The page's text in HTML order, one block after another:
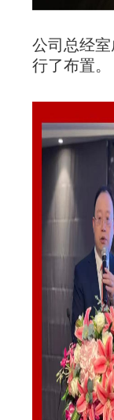
公司总经
行了布置。